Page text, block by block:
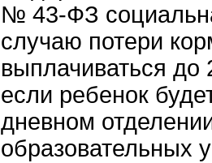
№ 43-ФЗ
случаю потери
выплачиваться до
если ребенок
дневном
образовательных